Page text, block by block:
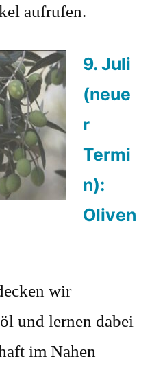
aufrufen.
9. Juli
(neue
r
Termi
n):
Oliven
wir
und lernen dabei
im Nahen